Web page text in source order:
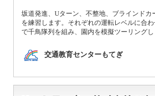
坂道発進、Uターン、不整地、ブラインド
を練習します。それぞれの運転レベルに合
で千鳥隊列を組み、園内を模擬ツーリング
交通教育センターもてぎ